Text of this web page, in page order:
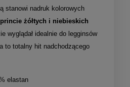
stanowi nadruk kolorowych
princie żółtych i niebieskich
wyglądał idealnie do legginsów
to totalny hit nadchodzącego
elastan